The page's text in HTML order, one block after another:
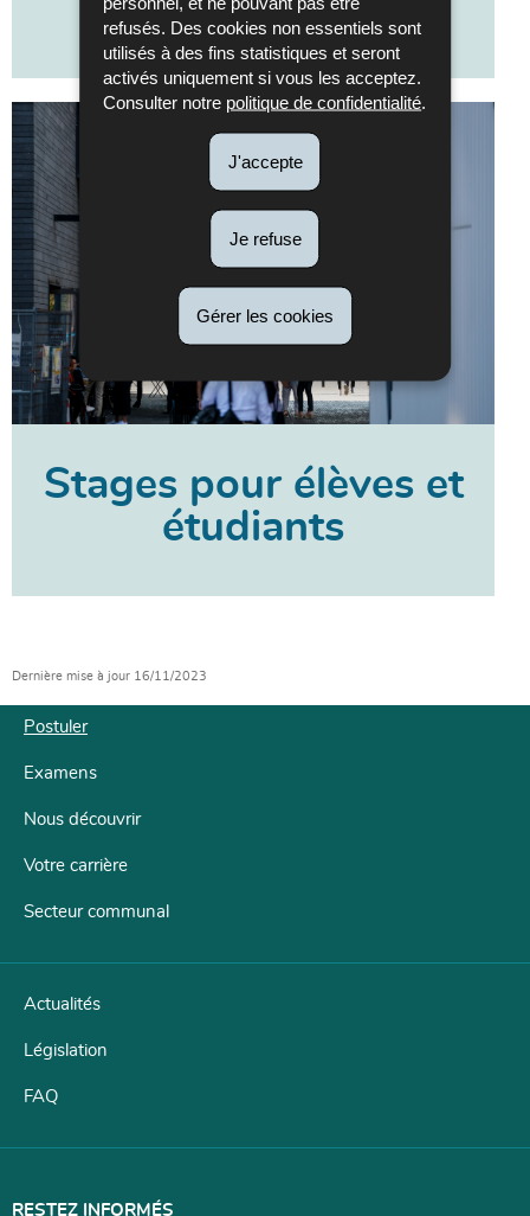
refusés. Des cookies non essentiels sont
utilisés à des fins statistiques et seront
activés uniquement si vous les acceptez.
Consulter notre politique de confidentialité.
J'accepte
Je refuse
Gérer les cookies
étudiants
Stages pour élèves et
étudiants
Dernière mise à jour 16/11/2023
Menu
de
navigation
Postuler
Examens
Nous découvrir
Votre carrière
Secteur communal
Actualités
Législation
FAQ
RESTEZ INFORMÉS